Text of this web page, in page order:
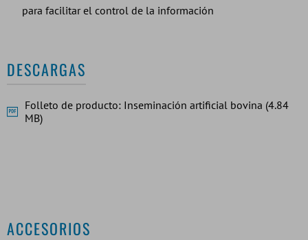
para facilitar el control de la información
DESCARGAS
Folleto de producto: Inseminación artificial bovina (4.84
MB)
ACCESORIOS